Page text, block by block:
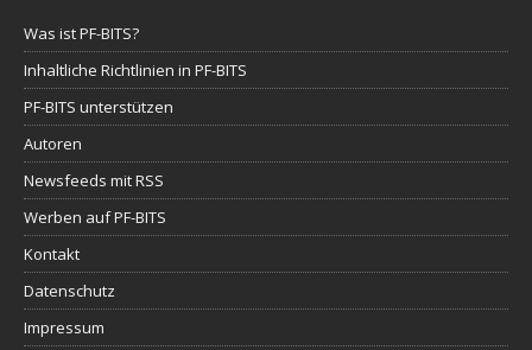
Was ist PF-BITS?
Inhaltliche Richtlinien in PF-BITS
PF-BITS unterstützen
Autoren
Newsfeeds mit RSS
Werben auf PF-BITS
Kontakt
Datenschutz
Impressum